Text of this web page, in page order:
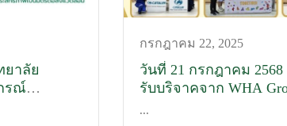
ยาลัย
รณ์
กรกฎาคม 22, 2025
วันที่ 21 กรกฎาคม
รับบริจาคจาก WHA
...